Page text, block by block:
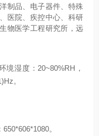
制品、电子器件、特殊
医院、疾控中心、科研
物医学工程研究所，远
境湿度：20~80%RH，
。
。